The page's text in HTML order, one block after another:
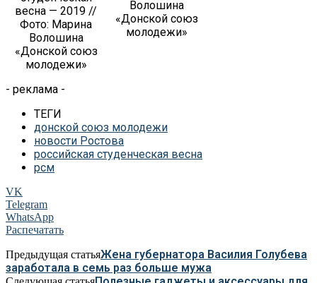
весна — 2019 //
Фото: Марина
Волошина
«Донской союз
молодежи»
Волошина
«Донской союз
молодежи»
- реклама -
ТЕГИ
донской союз молодежи
новости Ростова
российская студенческая весна
рсм
VK
Telegram
WhatsApp
Распечатать
Предыдущая статьяЖена губернатора Василия Голубева
заработала в семь раз больше мужа